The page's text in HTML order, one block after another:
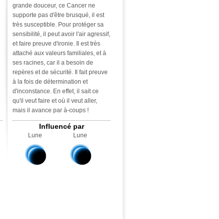
grande douceur, ce Cancer ne
supporte pas d'être brusqué, il est
très susceptible. Pour protéger sa
sensibilité, il peut avoir l'air agressif,
et faire preuve d'ironie. Il est très
attaché aux valeurs familiales, et à
ses racines, car il a besoin de
repères et de sécurité. Il fait preuve
à la fois de détermination et
d'inconstance. En effet, il sait ce
qu'il veut faire et où il veut aller,
mais il avance par à-coups !
Influencé par
Lune Lune